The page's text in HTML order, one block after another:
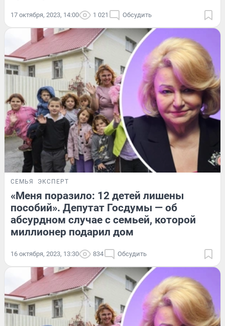
17 октября, 2023, 14:00 1 021 Обсудить
СЕМЬЯ ЭКСПЕРТ
«Меня поразило: 12 детей лишены
пособий». Депутат Госдумы — об
абсурдном случае с семьей, которой
миллионер подарил дом
16 октября, 2023, 13:30 834 Обсудить